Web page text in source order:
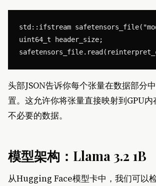
std::ifstream
uint64_t header_size;
头部JSON告诉你每个张量在数据部分
置。这允许你将张量直接映射到GPU
不必要的数据。
模型架构：Llama 3.2 1B
从Hugging Face模型卡中，我们可以